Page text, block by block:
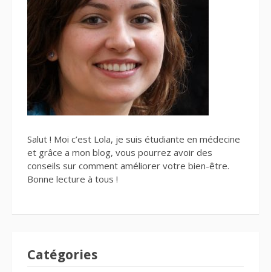
Salut ! Moi c’est Lola, je suis étudiante en médecine
et grâce a mon blog, vous pourrez avoir des
conseils sur comment améliorer votre bien-être.
Bonne lecture à tous !
Catégories